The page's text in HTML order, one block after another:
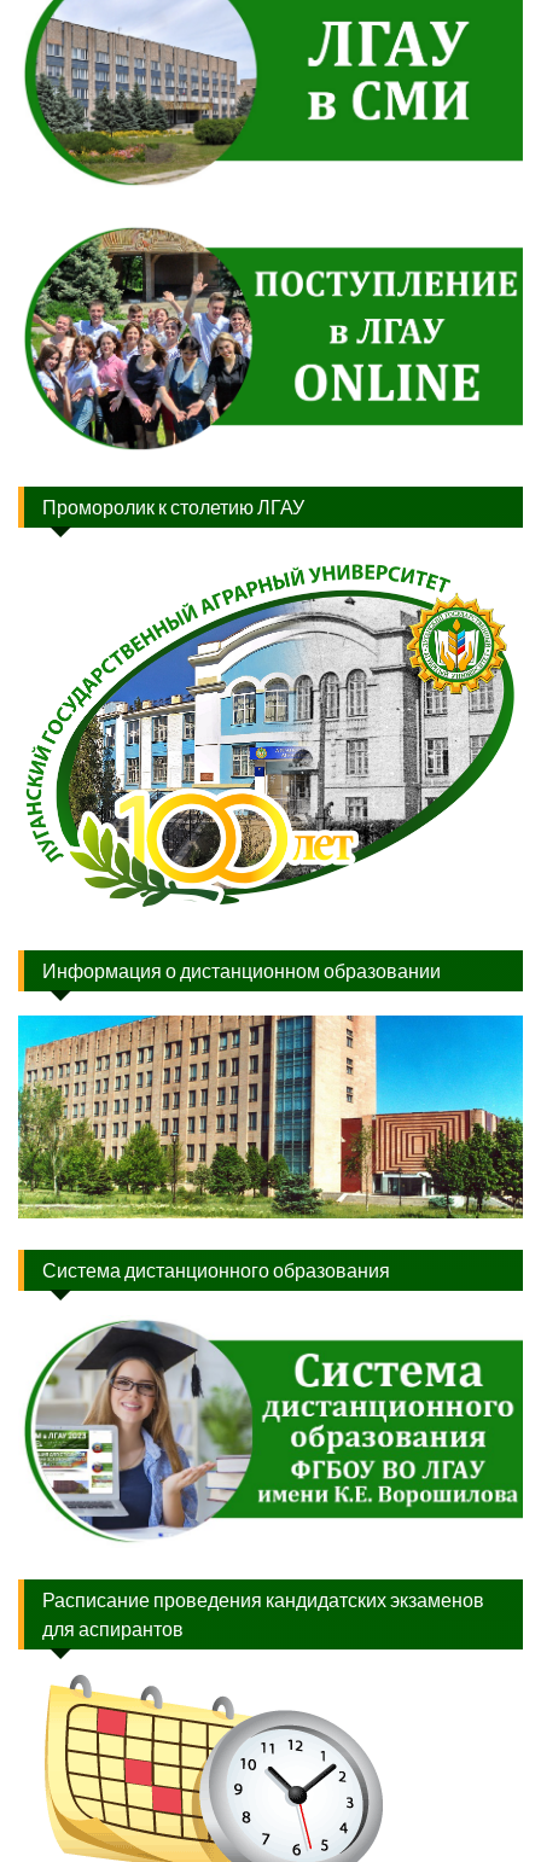
Проморолик к столетию ЛГАУ
Информация о дистанционном образовании
Система дистанционного образования
Расписание проведения кандидатских экзаменов
для аспирантов